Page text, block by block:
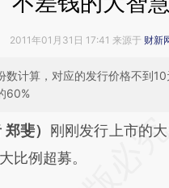
2011年01月31日 17:41 来源于 财新
数计算，对应的发行价格不到
60%
加这段话：本文
斐） 刚刚发行上市的
比例超募。